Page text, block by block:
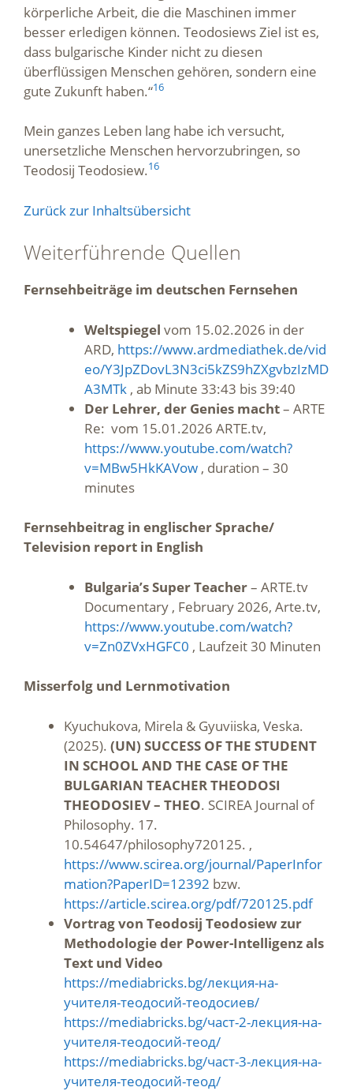
körperliche Arbeit, die die Maschinen immer
besser erledigen können. Teodosiews Ziel ist es,
dass bulgarische Kinder nicht zu diesen
überflüssigen Menschen gehören, sondern eine
gute Zukunft haben.“16
Mein ganzes Leben lang habe ich versucht,
unersetzliche Menschen hervorzubringen, so
Teodosij Teodosiew.16
Zurück zur Inhaltsübersicht
Weiterführende Quellen
Fernsehbeiträge im deutschen Fernsehen
Weltspiegel vom 15.02.2026 in der
ARD, https://www.ardmediathek.de/vid
eo/Y3JpZDovL3N3ci5kZS9hZXgvbzIzMD
A3MTk, ab Minute 33:43 bis 39:40
Der Lehrer, der Genies macht– ARTE
Re: vom 15.01.2026 ARTE.tv,
https://www.youtube.com/watch?
v=MBw5HkKAVow, duration – 30
minutes
Fernsehbeitrag in englischer Sprache/
Television report in English
Bulgaria’s Super Teacher– ARTE.tv
Documentary , February 2026, Arte.tv,
https://www.youtube.com/watch?
v=Zn0ZVxHGFC0 , Laufzeit 30 Minuten
Misserfolg und Lernmotivation
Kyuchukova, Mirela & Gyuviiska, Veska.
(2025). (UN) SUCCESS OF THE STUDENT
IN SCHOOL AND THE CASE OF THE
BULGARIAN TEACHER THEODOSI
THEODOSIEV – THEO. SCIREA Journal of
Philosophy. 17.
10.54647/philosophy720125. ,
https://www.scirea.org/journal/PaperInfor
mation?PaperID=12392 bzw.
https://article.scirea.org/pdf/720125.pdf
Vortrag von Teodosij Teodosiew zur
Methodologie der Power-Intelligenz als
Text und Video
https://mediabricks.bg/лекция-на-
учителя-теодосий-теодосиев/
https://mediabricks.bg/част-2-лекция-на-
учителя-теодосий-теод/
https://mediabricks.bg/част-3-лекция-на-
учителя-теодосий-теод/